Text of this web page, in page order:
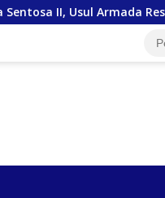
Rescue Diperkuat